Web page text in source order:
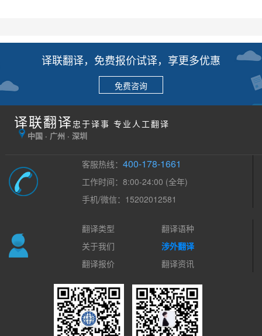
译联翻译，免费报价试译，享更多优惠
免费咨询
译联翻译 忠于译事 专业人工翻译
中国 · 广州 · 深圳
客服热线：400-178-1661
工作时间：8:00-24:00 (全年)
手机/微信：15202012581
翻译类型
翻译语种
关于我们
涉外翻译
翻译报价
翻译资讯